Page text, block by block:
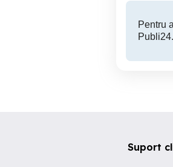
Pentru
Suport